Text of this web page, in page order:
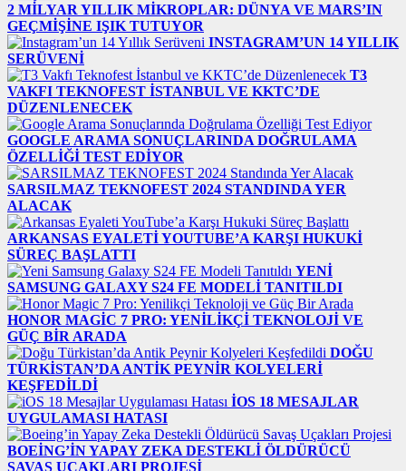
2 MILYAR YILLIK MIKROPLAR: DÜNYA VE MARS’IN
GEÇMIŞINE IŞIK TUTUYOR
INSTAGRAM’UN 14 YILLIK
SERÜVENI
T3
VAKFI TEKNOFEST İSTANBUL VE KKTC’DE
DÜZENLENECEK
GOOGLE ARAMA SONUÇLARINDA DOĞRULAMA
ÖZELLIĞI TEST EDIYOR
SARSILMAZ TEKNOFEST 2024 STANDINDA YER
ALACAK
ARKANSAS EYALETI YOUTUBE’A KARŞI HUKUKI
SÜREÇ BAŞLATTI
YENI
SAMSUNG GALAXY S24 FE MODELI TANITILDI
HONOR MAGIC 7 PRO: YENILIKÇI TEKNOLOJI VE
GÜÇ BIR ARADA
DOĞU
TÜRKISTAN’DA ANTIK PEYNIR KOLYELERI
KEŞFEDILDI
IOS 18 MESAJLAR
UYGULAMASI HATASI
BOEING’IN YAPAY ZEKA DESTEKLI ÖLDÜRÜCÜ
SAVAŞ UÇAKLARI PROJESI